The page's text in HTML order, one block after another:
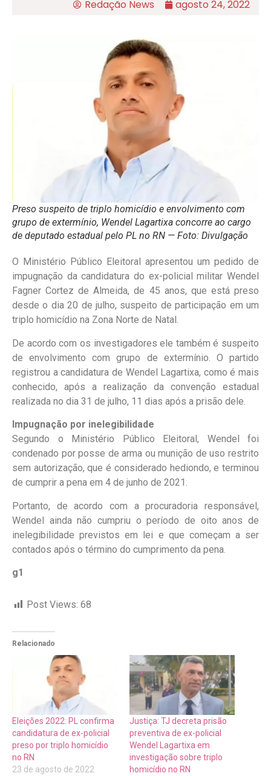
Redação News agosto 24, 2022
Preso suspeito de triplo homicídio e envolvimento com
grupo de extermínio, Wendel Lagartixa concorre ao cargo
de deputado estadual pelo PL no RN — Foto: Divulgação
O Ministério Público Eleitoral apresentou um pedido de
impugnação da candidatura do ex-policial militar Wendel
Fagner Cortez de Almeida, de 45 anos, que está preso
desde o dia 20 de julho, suspeito de participação em um
triplo homicídio na Zona Norte de Natal.
De acordo com os investigadores ele também é suspeito
de envolvimento com grupo de extermínio. O partido
registrou a candidatura de Wendel Lagartixa, como é mais
conhecido, após a realização da convenção estadual
realizada no dia 31 de julho, 11 dias após a prisão dele.
Impugnação por inelegibilidade
Segundo o Ministério Público Eleitoral, Wendel foi
condenado por posse de arma ou munição de uso restrito
sem autorização, que é considerado hediondo, e terminou
de cumprir a pena em 4 de junho de 2021.
Portanto, de acordo com a procuradoria responsável,
Wendel ainda não cumpriu o período de oito anos de
inelegibilidade previstos em lei e que começam a ser
contados após o término do cumprimento da pena.
g1
Post Views: 68
Relacionado
Eleições 2022: PL confirma
candidatura de ex-policial
preso por triplo homicídio
no RN
23 de agosto de 2022
Justiça: TJ decreta prisão
preventiva de ex-policial
Wendel Lagartixa em
investigação sobre triplo
homicídio no RN